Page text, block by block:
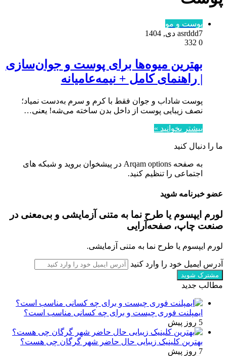
پوست و مو
asrddd7 دی, 1404
0
بهترین میوه‌ها برای پوست و جوان‌سازی
| راهنمای کامل + نیمه‌عامیانه
پوست شاداب و جوان فقط با کرم و سرم به‌دست نمیاد؛
نصف زیبایی پوست از داخل بدن ساخته می‌شه! یعنی…
بیشتر بخوانید »
ما را دنبال کنید
به صفحه Arqam options در پیشخوان بروید و شبکه های
اجتماعی را تنظیم کنید.
عضو خبرنامه شوید
لورم ایپسوم یا طرح‌ نما به متنی آزمایشی و بی‌معنی در
صنعت چاپ، صفحه‌آرایی
لورم ایپسوم یا طرح‌ نما به متنی آزمایشی.
آدرس ایمیل خود را وارد کنید
مطالب جدید
ایمپلنت فوری چیست و برای چه کسانی مناسب است؟
5 روز پیش
بهترین کلینیک زیبایی حال حاضر شهر گرگان چی هست؟
7 روز پیش